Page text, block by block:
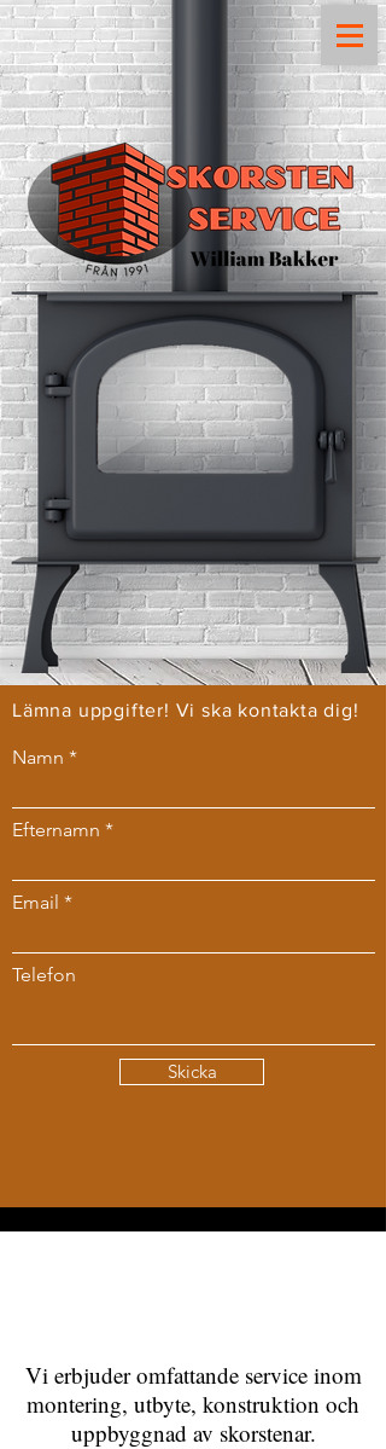
Lämna uppgifter! Vi ska kontakta dig!
Namn
Efternamn
Email
Telefon
Skicka
Vi erbjuder omfattande service inom
montering, utbyte, konstruktion och
uppbyggnad av skorstenar.